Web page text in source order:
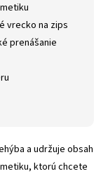
vrecko na zips
prenášanie
a udržuje obsah
ktorú chcete